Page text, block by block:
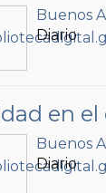
Buenos
Diario
en
Buenos
Diario